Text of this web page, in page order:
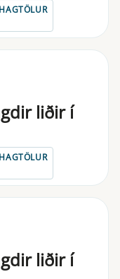
HAGTÖLUR
liðir í
HAGTÖLUR
liðir í